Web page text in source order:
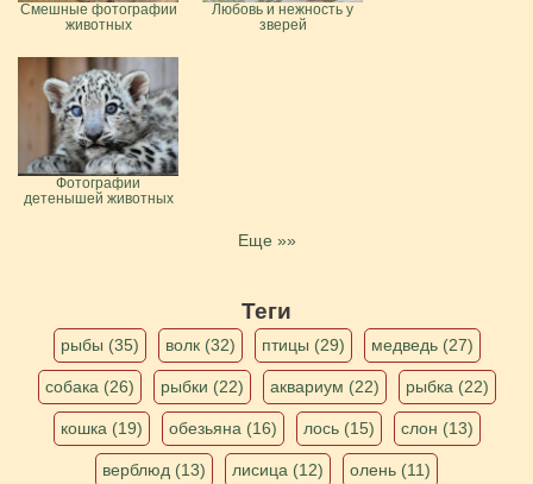
Смешные фотографии
животных
Любовь и нежность у
зверей
Фотографии
детенышей животных
Еще »»
Теги
рыбы (35) волк (32) птицы (29) медведь (27)
собака (26) рыбки (22) аквариум (22) рыбка (22)
кошка (19) обезьяна (16) лось (15) слон (13)
верблюд (13) лисица (12)
олень (11)